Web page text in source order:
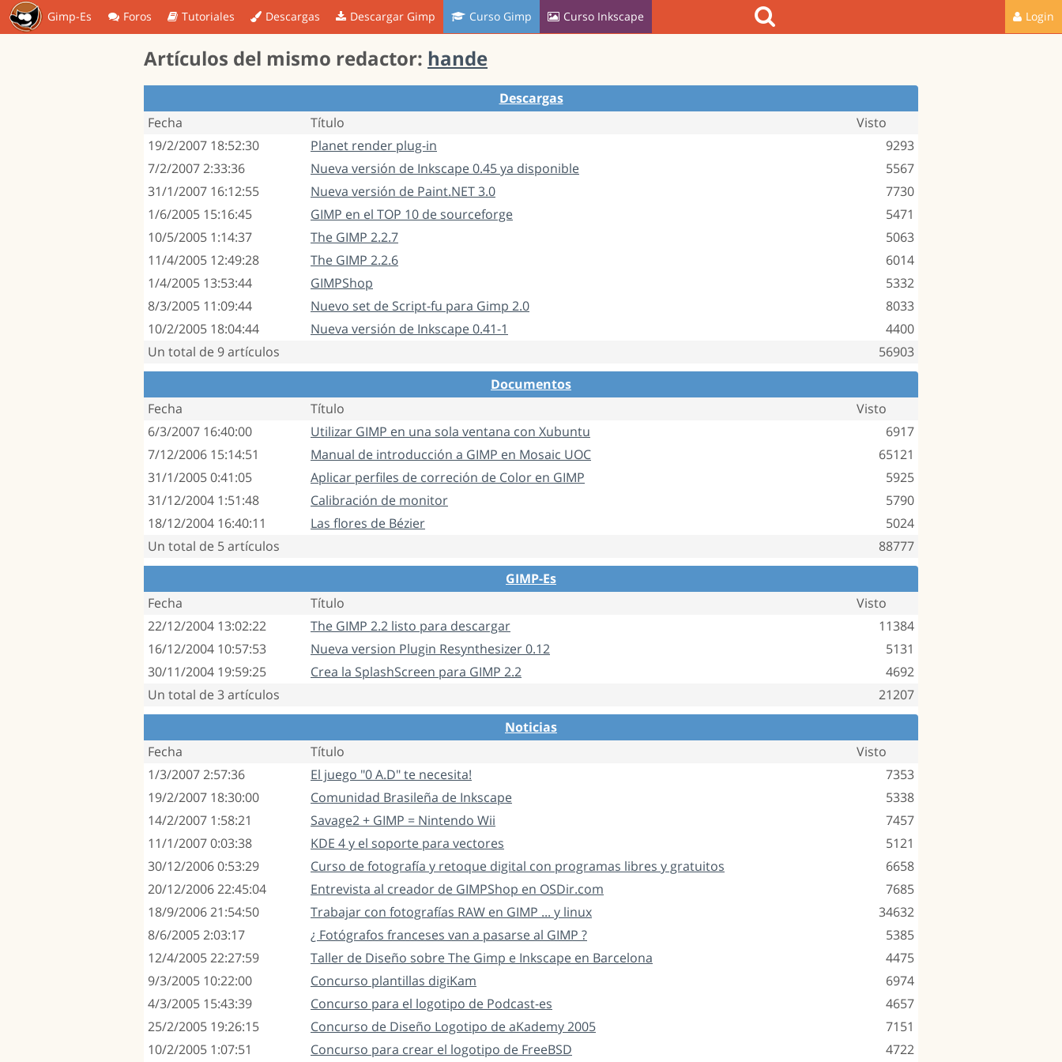
Gimp-Es Foros Tutoriales Descargas Descargar Gimp Curso Gimp Curso Inkscape Login
Artículos del mismo redactor: hande
Descargas
Fecha
Título
Visto
19/2/2007 18:52:30
Planet render plug-in
9293
7/2/2007 2:33:36
Nueva versión de Inkscape 0.45 ya disponible
5567
31/1/2007 16:12:55
Nueva versión de Paint.NET 3.0
7730
1/6/2005 15:16:45
GIMP en el TOP 10 de sourceforge
5471
10/5/2005 1:14:37
The GIMP 2.2.7
5063
11/4/2005 12:49:28
The GIMP 2.2.6
6014
1/4/2005 13:53:44
GIMPShop
5332
8/3/2005 11:09:44
Nuevo set de Script-fu para Gimp 2.0
8033
10/2/2005 18:04:44
Nueva versión de Inkscape 0.41-1
4400
Un total de 9 artículos
56903
Documentos
Fecha
Título
Visto
6/3/2007 16:40:00
Utilizar GIMP en una sola ventana con Xubuntu
6917
7/12/2006 15:14:51
Manual de introducción a GIMP en Mosaic UOC
65121
31/1/2005 0:41:05
Aplicar perfiles de correción de Color en GIMP
5925
31/12/2004 1:51:48
Calibración de monitor
5790
18/12/2004 16:40:11
Las flores de Bézier
5024
Un total de 5 artículos
88777
GIMP-Es
Fecha
Título
Visto
22/12/2004 13:02:22
The GIMP 2.2 listo para descargar
11384
16/12/2004 10:57:53
Nueva version Plugin Resynthesizer 0.12
5131
30/11/2004 19:59:25
Crea la SplashScreen para GIMP 2.2
4692
Un total de 3 artículos
21207
Noticias
Fecha
Título
Visto
1/3/2007 2:57:36
El juego "0 A.D" te necesita!
7353
19/2/2007 18:30:00
Comunidad Brasileña de Inkscape
5338
14/2/2007 1:58:21
Savage2 + GIMP = Nintendo Wii
7457
11/1/2007 0:03:38
KDE 4 y el soporte para vectores
5121
30/12/2006 0:53:29
Curso de fotografía y retoque digital con programas libres y gratuitos
6658
20/12/2006 22:45:04
Entrevista al creador de GIMPShop en OSDir.com
7685
18/9/2006 21:54:50
Trabajar con fotografías RAW en GIMP ... y linux
34632
8/6/2005 2:03:17
¿ Fotógrafos franceses van a pasarse al GIMP ?
5385
12/4/2005 22:27:59
Taller de Diseño sobre The Gimp e Inkscape en Barcelona
4475
9/3/2005 10:22:00
Concurso plantillas digiKam
6974
4/3/2005 15:43:39
Concurso para el logotipo de Podcast-es
4657
25/2/2005 19:26:15
Concurso de Diseño Logotipo de aKademy 2005
7151
10/2/2005 1:07:51
Concurso para crear el logotipo de FreeBSD 4722